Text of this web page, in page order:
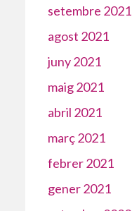
setembre 2021
agost 2021
juny 2021
maig 2021
abril 2021
març 2021
febrer 2021
gener 2021